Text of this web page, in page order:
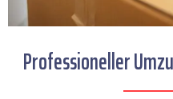
Professioneller